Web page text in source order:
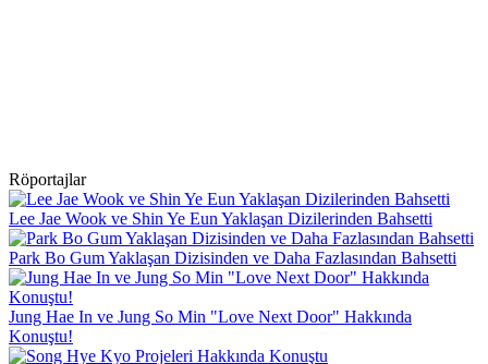
Röportajlar
Lee Jae Wook ve Shin Ye Eun Yaklaşan Dizilerinden Bahsetti
Park Bo Gum Yaklaşan Dizisinden ve Daha Fazlasından Bahsetti
Jung Hae In ve Jung So Min "Love Next Door" Hakkında
Konuştu!